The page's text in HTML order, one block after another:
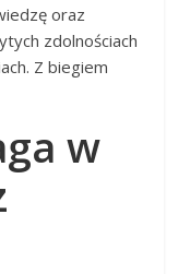
oraz
zdolnościach
Z biegiem
w